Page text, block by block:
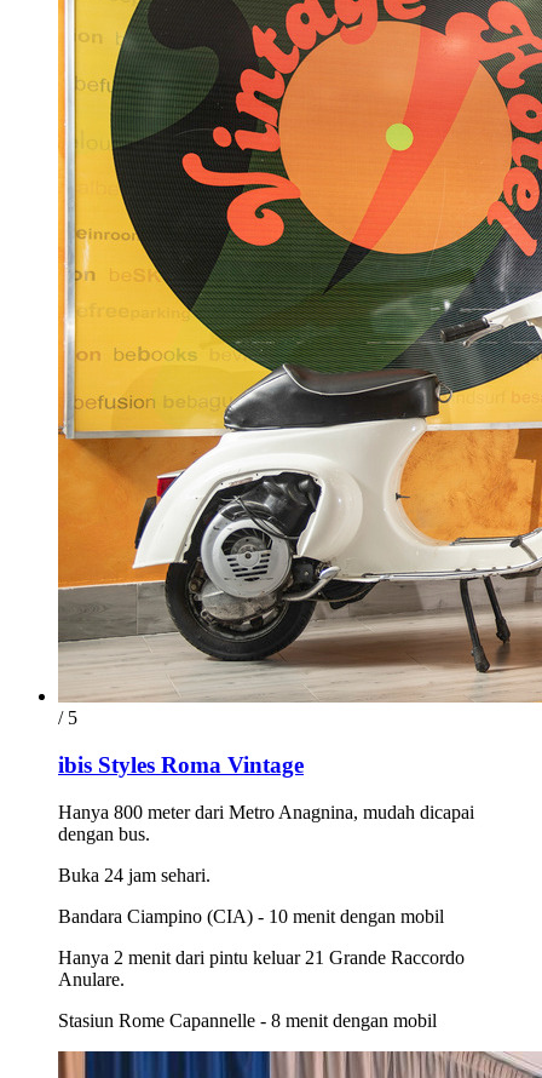
/ 5
ibis Styles Roma Vintage
Hanya 800 meter dari Metro Anagnina, mudah dicapai
dengan bus.
Buka 24 jam sehari.
Bandara Ciampino (CIA) - 10 menit dengan mobil
Hanya 2 menit dari pintu keluar 21 Grande Raccordo
Anulare.
Stasiun Rome Capannelle - 8 menit dengan mobil